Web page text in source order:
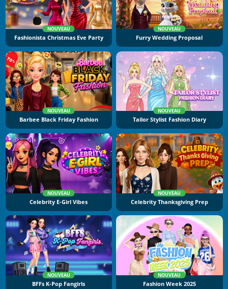
NOUVEAU
Fashionista Christmas Eve Party
NOUVEAU
Furry Wedding Proposal
NOUVEAU
Barbee Black Friday Fashion
NOUVEAU
Tailor Stylist Fashion Diary
NOUVEAU
Celebrity E-Girl Vibes
NOUVEAU
Celebrity Thanksgiving Prep
NOUVEAU
BFFs K-Pop Fangirls
NOUVEAU
Fashion Week 2025